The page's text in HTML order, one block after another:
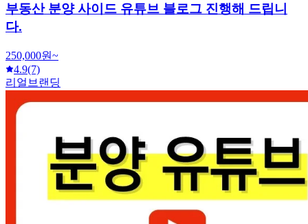
부동산 분양 사이드 유튜브 블로그 진행해 드립니
다.
250,000원~
4.9(7)
리얼브랜딩